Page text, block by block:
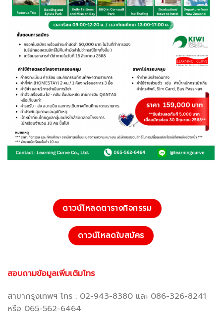
ดาวน์โหลดตารางกิจกรรม
ดาวน์โหลดใบสมัคร
สอบถามข้อมูลเพิ่มเติมโทร
สาขากรุงเทพฯ โทร : 02-943-8380 และ 086-326-8241
หรือ 065-562-6464